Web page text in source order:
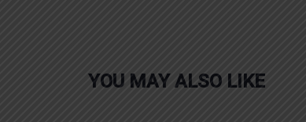
YOU MAY ALSO LIKE